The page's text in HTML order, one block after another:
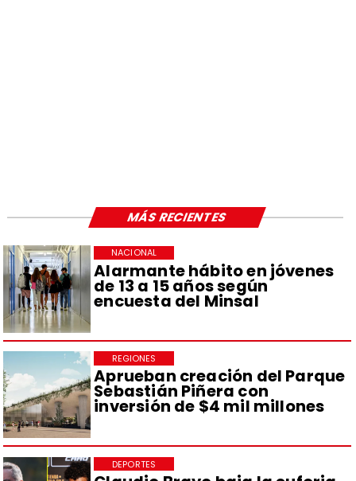
Alarmante hábito en jóvenes
de 13 a 15 años según
encuesta del Minsal
NACIONAL
Aprueban creación del Parque
Sebastián Piñera con
inversión de $4 mil millones
REGIONES
DEPORTES
MÁS RECIENTES